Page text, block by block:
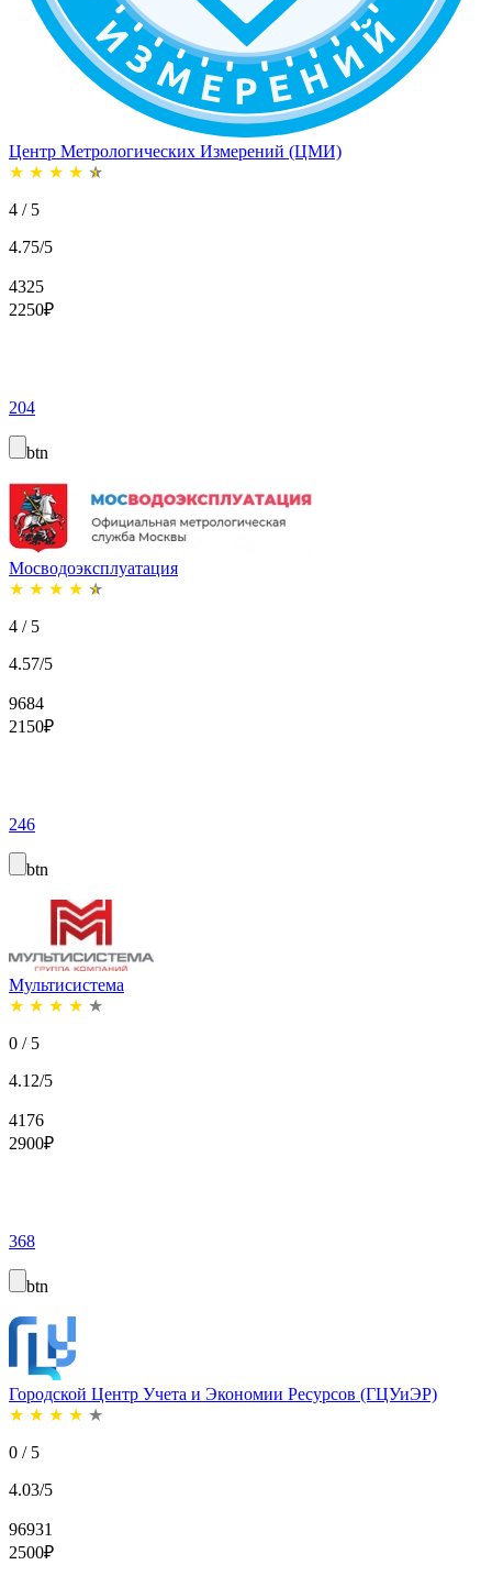
Центр Метрологических Измерений (ЦМИ)
★ ★ ★ ★ ★
4 / 5
4.75/5
4325
2250₽
204
btn
Мосводоэксплуатация
★ ★ ★ ★ ★
4 / 5
4.57/5
9684
2150₽
246
btn
Мультисистема
★ ★ ★ ★ ★
0 / 5
4.12/5
4176
2900₽
368
btn
Городской Центр Учета и Экономии Ресурсов (ГЦУиЭР)
★ ★ ★ ★ ★
0 / 5
4.03/5
96931
2500₽